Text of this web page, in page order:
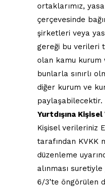
ortaklarımız,
çerçevesinde
şirketleri veya
gereği bu verileri
olan kamu kurum
bunlarla sınırlı
diğer kurum ve
paylaşabilecektir.
Yurtdışına Kişisel
Kişisel verileriniz
tarafından KVKK
düzenleme
alınması
6/3’te öngörülen